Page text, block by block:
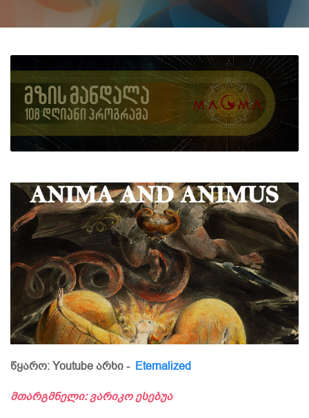
წყარო: Youtube არხი - Eternalized
მთარგმნელი: ვარიკო ესებუა